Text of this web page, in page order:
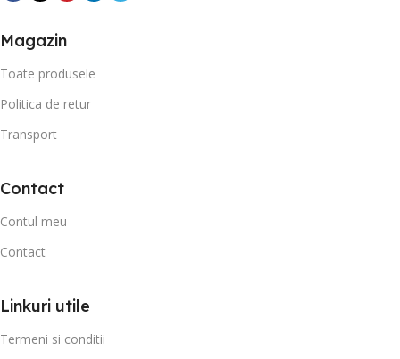
Magazin
Toate produsele
Politica de retur
Transport
Contact
Contul meu
Contact
Linkuri utile
Termeni si conditii